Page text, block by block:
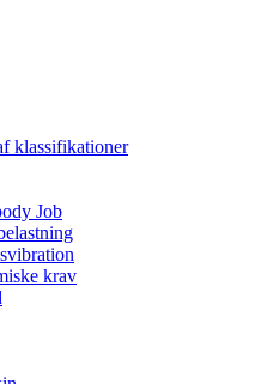
klassifikationer
Job
krav